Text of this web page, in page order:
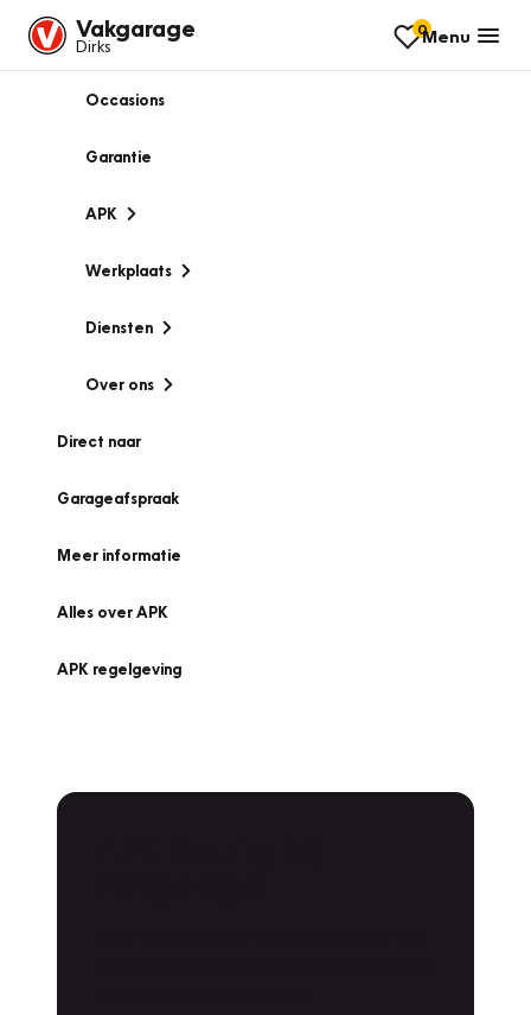
Vakgarage
Dirks
0Menu
Occasions
Garantie
APK
Werkplaats
Diensten
Over ons
Direct naar
Garageafspraak
Meer informatie
Alles over APK
APK regelgeving